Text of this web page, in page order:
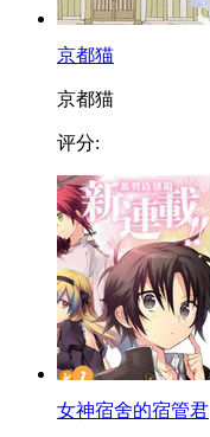
京都猫
京都猫
评分:
女神宿舍的宿管君